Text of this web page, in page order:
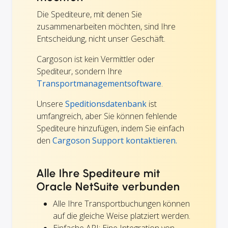
Die Spediteure, mit denen Sie
zusammenarbeiten möchten, sind Ihre
Entscheidung, nicht unser Geschäft.
Cargoson ist kein Vermittler oder
Spediteur, sondern Ihre
Transportmanagementsoftware.
Unsere Speditionsdatenbank ist
umfangreich, aber Sie können fehlende
Spediteure hinzufügen, indem Sie einfach
den Cargoson Support kontaktieren.
Alle Ihre Spediteure mit
Oracle NetSuite verbunden
Alle Ihre Transportbuchungen können
auf die gleiche Weise platziert werden.